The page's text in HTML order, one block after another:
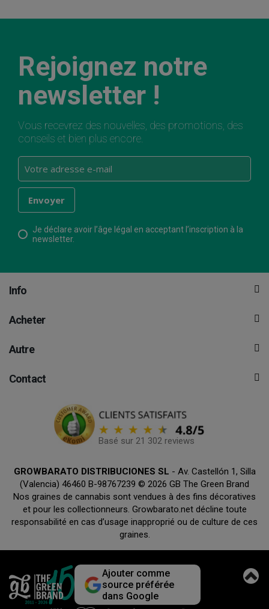
Rejoignez notre
newsletter !
Vous recevrez des nouvelles, des promotions, des
conseils et bien plus encore.
Je déclare avoir l’âge légal en acceptant l’inscription à la
newsletter.
Info
Acheter
Autre
Contact
Basé sur 21 302 reviews
GROWBARATO DISTRIBUCIONES SL - Av. Castellón 1, Silla
(Valencia) 46460 B-98767239 © 2026 GB The Green Brand
Nos graines de cannabis sont vendues à des fins décoratives
et pour les collectionneurs. Growbarato.net décline toute
responsabilité en cas d’usage inapproprié ou de culture de ces
graines.
Ajouter comme
source préférée
dans Google